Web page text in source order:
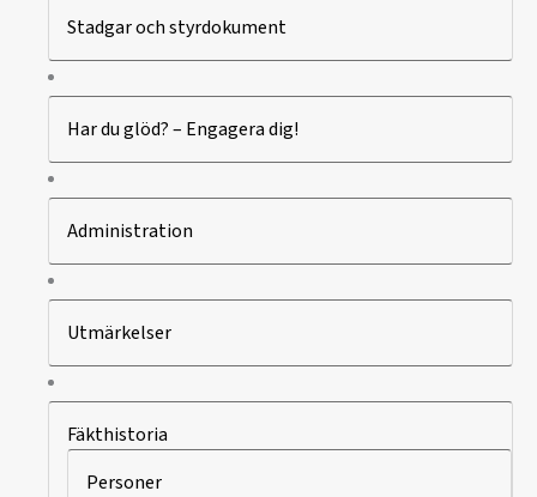
Stadgar och styrdokument
Har du glöd? – Engagera dig!
Administration
Utmärkelser
Fäkthistoria
Personer